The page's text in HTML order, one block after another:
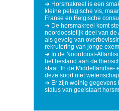
➜ Horsmakreel is een
kleine pelagische vis,
Franse en Belgische
➜ De horsmakreel komt
noordoostelijk deel van de
als gevolg van
rekrutering van jonge
➜ In de Noordoost-
het bestand aan de
staat. In de Middellandse-
deze soort niet
➜ Er zijn weinig gegevens
status van geelstaart